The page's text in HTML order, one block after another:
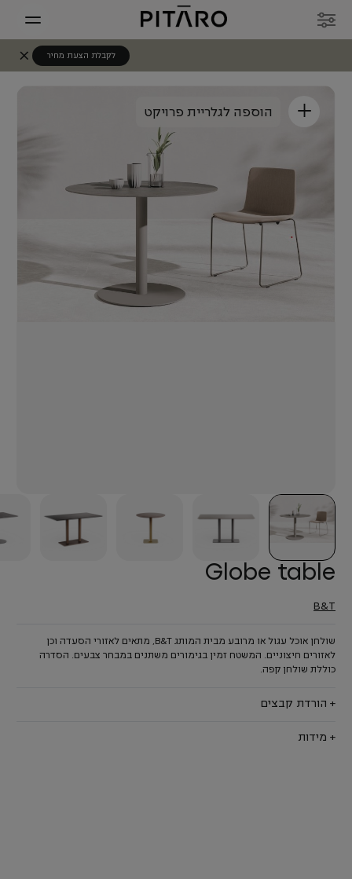
לקבלת הצעת מחיר
+ הוספה לגלריית פרויקט
Globe table
B&T
שולחן אוכל עגול או מרובע מבית המותג B&T, מתאים לאזורי הסעדה וכן
לאזורים חיצוניים. המשטח זמין בגימורים משתנים במבחר צבעים. הסדרה
כוללת שולחן קפה.
+ הורדת קבצים
+ מידות